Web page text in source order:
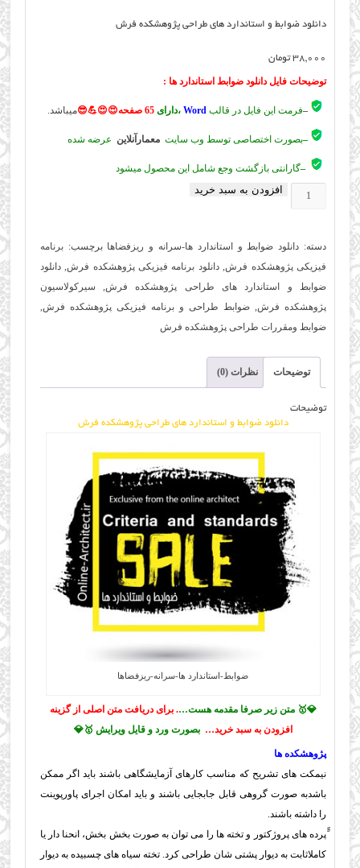
دانلود ضوابط و استاندارد های طراحی پژوهشکده فرش
38,000 تومان
توضیحات فایلدانلود ضوابط استاندارد ها :
–فرمت این فایل در قالب ،دارای65 صفحه😍😍💪😎 میباشد.
–بصورت اختصاصی توسط وب سایت معمارآنلاین عرضه شده
–گارانتی بازگشت وجع شامل این محصول میشود
دانلود
استاندارد
های
طراحی
پژوهشکده
فرش
افزودن به سبد خرید
دسته: دانلود ضوابط و استاندارد ها-سرانه و ریزفضاها برچسب:برنامه
فیزیکی پژوهشکده فرش ,دانلود برنامه فیزیکی پژوهشکده فرش ,دانلود
ضوابط و استاندارد های طراحی پژوهشکده فرش
سیرکولاسیون
پژوهشکده فرش ,ضوابط طراحی و برنامه فیزیکی پژوهشکده فرش
ضوابط ومقررات طراحی پژوهشکده فرش
توضیحات نظرات (0)
توضیحات
دانلود ضوابط و استاندارد های طراحی پژوهشکده فرش
ضوابط-استاندارد ها-سرانه-ریزفضاها
💎🥇 متن زیر صرفا مقدمه هست…. برای دریافت متن اصلی از گزینه
افزودن به سبد خرید… بصورت ورد و قایل ویرایش 🥇💎
پژوهشکده ها
نیمکت های تشریح که مناسب کارهای آزمایشگاهی باشند باید اگر ممکن
باشدبه صورت گروهی قابل جابجایی باشند و باید امکان اجرای پاورپوینت
را داشته باشند.
ًًپرده های پروژکتور و تخته ها را می توان به صورت بخش بخش، انحنا دار یا
کاملاثابت به دیوار پشتی شان طراحی کرد. تخته سیاه های چسبیده به دیوار